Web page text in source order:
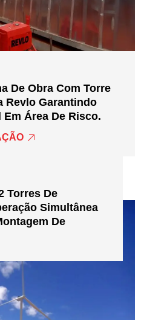
De Obra Com Torre
Revlo Garantindo
Área De Risco.
Torres De
Simultânea
De